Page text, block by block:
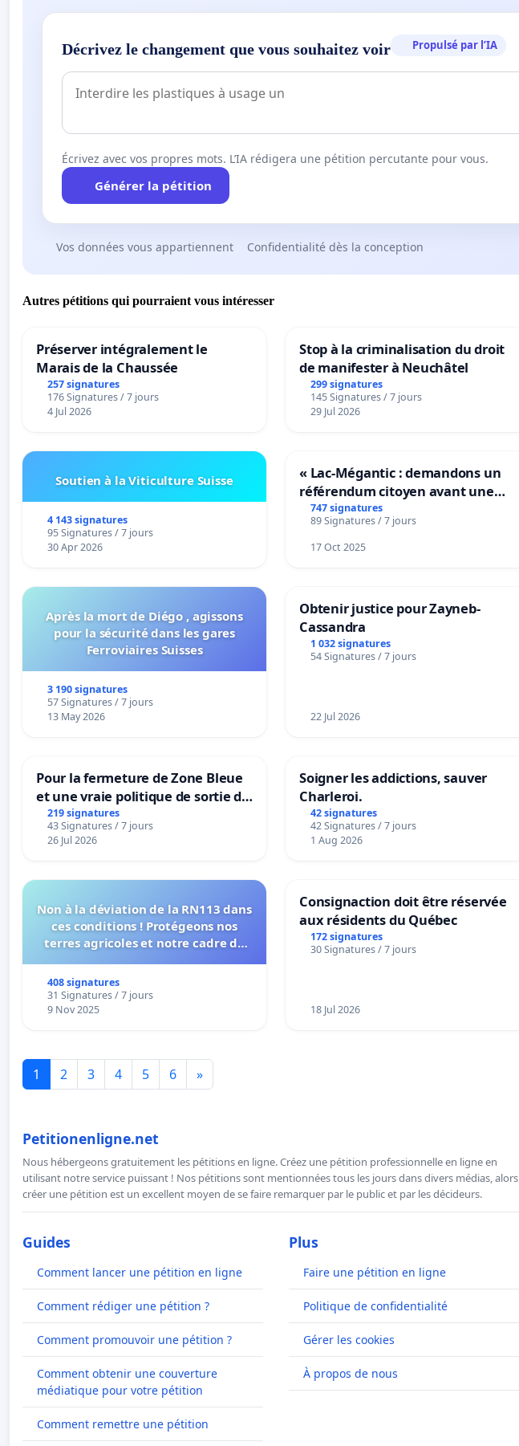
Décrivez le changement que vous souhaitez voir Propulsé par l’IA
Écrivez avec vos propres mots. L’IA rédigera une pétition percutante pour vous.
Générer la pétition
Vos données vous appartiennent Confidentialité dès la conception
Autres pétitions qui pourraient vous intéresser
Préserver intégralement le
Marais de la Chaussée
257 signatures
176 Signatures / 7 jours
4 Jul 2026
Stop à la criminalisation du droit
de manifester à Neuchâtel
299 signatures
145 Signatures / 7 jours
29 Jul 2026
Soutien à la Viticulture Suisse
4 143 signatures
95 Signatures / 7 jours
30 Apr 2026
« Lac-Mégantic : demandons un
référendum citoyen avant une
transformation irréversible de
notre territoire »
747 signatures
89 Signatures / 7 jours
17 Oct 2025
Après la mort de Diégo , agissons
pour la sécurité dans les gares
Ferroviaires Suisses
3 190 signatures
57 Signatures / 7 jours
13 May 2026
Obtenir justice pour Zayneb-
Cassandra
1 032 signatures
54 Signatures / 7 jours
22 Jul 2026
Pour la fermeture de Zone Bleue
et une vraie politique de sortie de
la dépendance
219 signatures
43 Signatures / 7 jours
26 Jul 2026
Soigner les addictions, sauver
Charleroi.
42 signatures
42 Signatures / 7 jours
1 Aug 2026
Non à la déviation de la RN113 dans
ces conditions ! Protégeons nos
terres agricoles et notre cadre de
408 signatures
31 Signatures / 7 jours
9 Nov 2025
Consignaction doit être réservée
aux résidents du Québec
172 signatures
30 Signatures / 7 jours
18 Jul 2026
1 2 3 4 5 6 »
Petitionenligne.net
Nous hébergeons gratuitement les pétitions en ligne. Créez une pétition professionnelle en ligne en
utilisant notre service puissant ! Nos pétitions sont mentionnées tous les jours dans divers médias, alors
créer une pétition est un excellent moyen de se faire remarquer par le public et par les décideurs.
Guides
Comment lancer une pétition en ligne
Comment rédiger une pétition ?
Comment promouvoir une pétition ?
Comment obtenir une couverture
médiatique pour votre pétition
Comment remettre une pétition
Plus
Faire une pétition en ligne
Politique de confidentialité
Gérer les cookies
À propos de nous